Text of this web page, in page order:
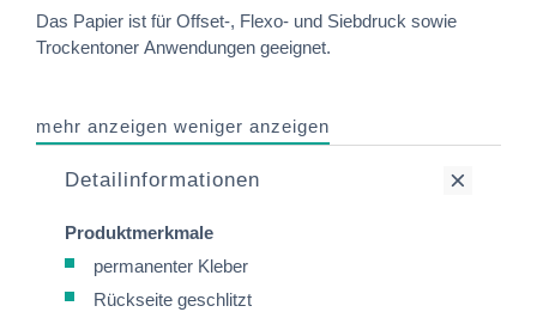
Das Papier ist für Offset-, Flexo- und Siebdruck sowie
Trockentoner Anwendungen geeignet.
mehr anzeigen weniger anzeigen
Detailinformationen
Produktmerkmale
permanenter Kleber
Rückseite geschlitzt